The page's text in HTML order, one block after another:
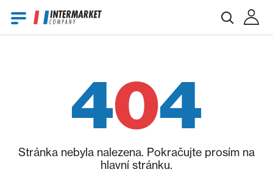
404
Stránka nebyla nalezena. Pokračujte prosím na
hlavní stránku.